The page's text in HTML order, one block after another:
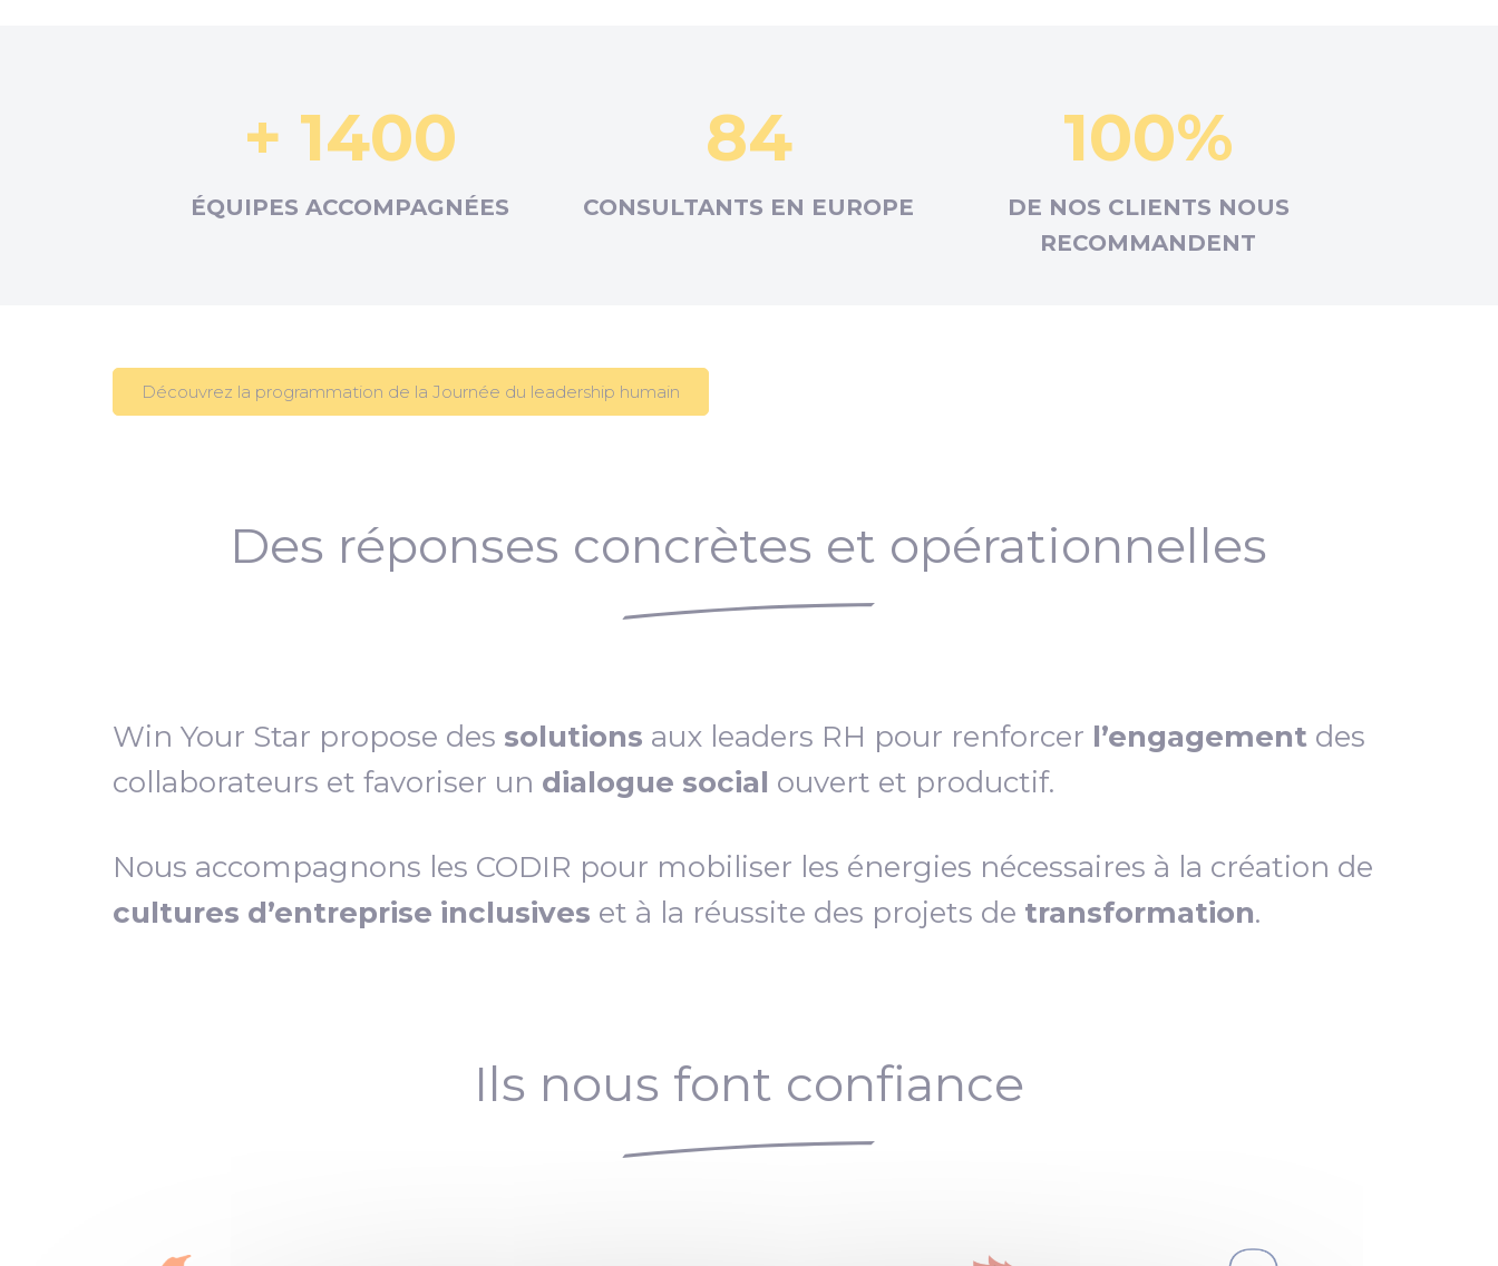
+ 1400
ÉQUIPES ACCOMPAGNÉES
84
CONSULTANTS EN EUROPE
100%
DE NOS CLIENTS NOUS
RECOMMANDENT
Découvrez la programmation de la Journée du leadership humain
Des réponses concrètes et opérationnelles
Win Your Star propose des solutions aux leaders RH pour renforcer l’engagement des
collaborateurs et favoriser un dialogue social ouvert et productif.
Nous accompagnons les CODIR pour mobiliser les énergies nécessaires à la création de
cultures d’entreprise inclusives et à la réussite des projets de transformation.
Ils nous font confiance